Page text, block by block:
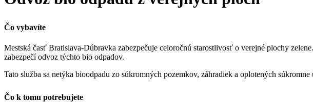
Čo vybavíte
Mestská časť Bratislava-Dúbravka zabezpečuje celoročnú starostlivosť o verejné plochy
zabezpečí odvoz týchto bio odpadov.
Tato služba sa netýka bioodpadu zo súkromných pozemkov, záhradiek a oplotených
Čo k tomu potrebujete